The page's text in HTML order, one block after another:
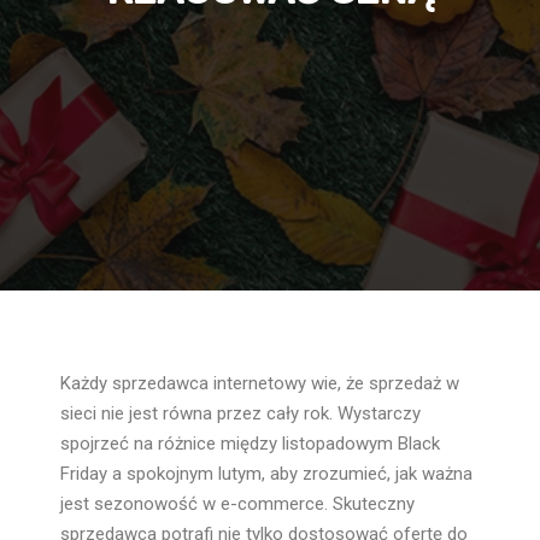
Każdy sprzedawca internetowy wie, że sprzedaż w
sieci nie jest równa przez cały rok. Wystarczy
spojrzeć na różnice między listopadowym Black
Friday a spokojnym lutym, aby zrozumieć, jak ważna
jest sezonowość w e-commerce. Skuteczny
sprzedawca potrafi nie tylko dostosować ofertę do